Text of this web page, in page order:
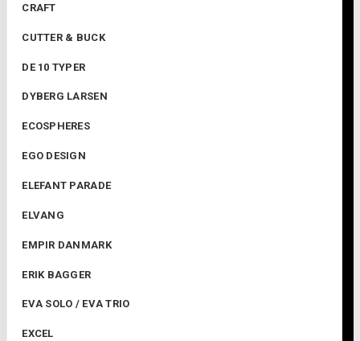
CRAFT
CUTTER & BUCK
DE 10 TYPER
DYBERG LARSEN
ECOSPHERES
EGO DESIGN
ELEFANT PARADE
ELVANG
EMPIR DANMARK
ERIK BAGGER
EVA SOLO / EVA TRIO
EXCEL